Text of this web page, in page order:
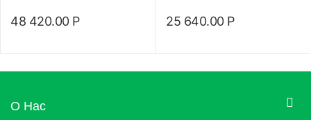
48 420.00 Р 25 640.00 Р
О Нас